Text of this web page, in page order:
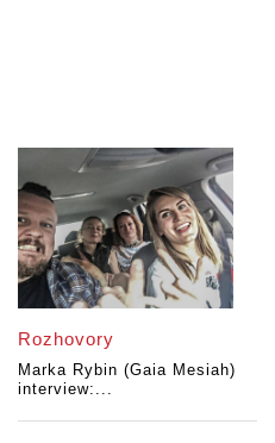
Rozhovory
Marka Rybin (Gaia Mesiah)
interview:...